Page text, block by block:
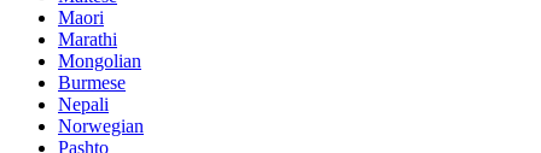
Maori
Marathi
Mongolian
Burmese
Nepali
Norwegian
Pashto